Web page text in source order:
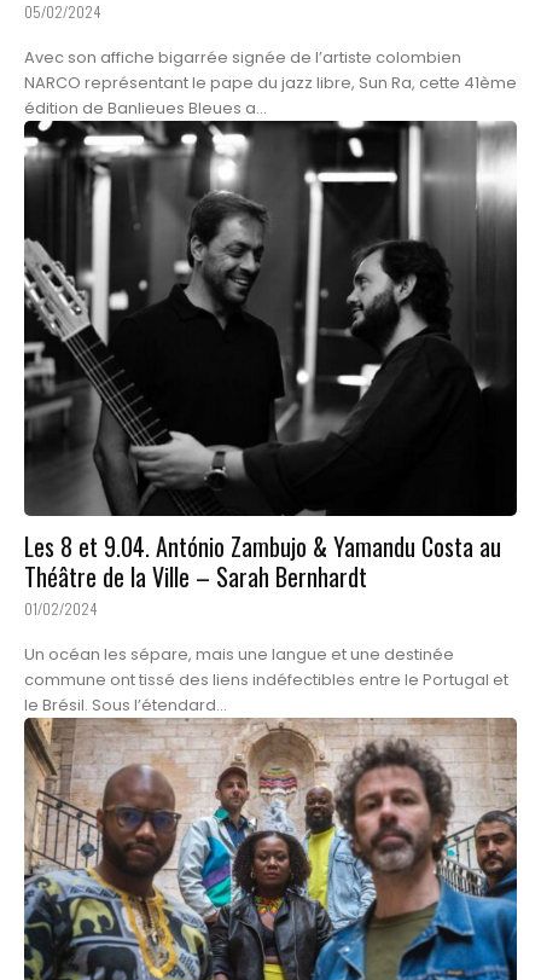
05/02/2024
Avec son affiche bigarrée signée de l’artiste colombien
NARCO représentant le pape du jazz libre, Sun Ra, cette 41ème
édition de Banlieues Bleues a...
Les 8 et 9.04. António Zambujo & Yamandu Costa au
Théâtre de la Ville – Sarah Bernhardt
01/02/2024
Un océan les sépare, mais une langue et une destinée
commune ont tissé des liens indéfectibles entre le Portugal et
le Brésil. Sous l’étendard...